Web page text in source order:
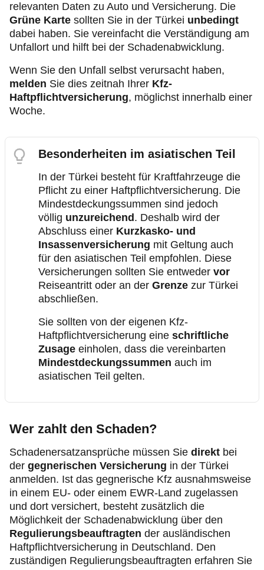
relevanten Daten zu Auto und Versicherung. Die
Grüne Karte sollten Sie in der Türkei unbedingt
dabei haben. Sie vereinfacht die Verständigung am
Unfallort und hilft bei der Schadenabwicklung.
Wenn Sie den Unfall selbst verursacht haben,
melden Sie dies zeitnah Ihrer Kfz-
Haftpflichtversicherung, möglichst innerhalb einer
Woche.
Besonderheiten im asiatischen Teil
In der Türkei besteht für Kraftfahrzeuge die
Pflicht zu einer Haftpflichtversicherung. Die
Mindestdeckungssummen sind jedoch
völlig unzureichend . Deshalb wird der
Abschluss einer Kurzkasko- und
Insassenversicherung mit Geltung auch
für den asiatischen Teil empfohlen. Diese
Versicherungen sollten Sie entweder vor
Reiseantritt oder an der Grenze zur Türkei
abschließen.
Sie sollten von der eigenen Kfz-
Haftpflichtversicherung eine schriftliche
Zusage einholen, dass die vereinbarten
Mindestdeckungssummen auch im
asiatischen Teil gelten.
Wer zahlt den Schaden?
Schadenersatzansprüche müssen Sie direkt bei
der gegnerischen Versicherung in der Türkei
anmelden. Ist das gegnerische Kfz ausnahmsweise
in einem EU- oder einem EWR-Land zugelassen
und dort versichert, besteht zusätzlich die
Möglichkeit der Schadenabwicklung über den
Regulierungsbeauftragten der ausländischen
Haftpflichtversicherung in Deutschland. Den
zuständigen Regulierungsbeauftragten erfahren Sie